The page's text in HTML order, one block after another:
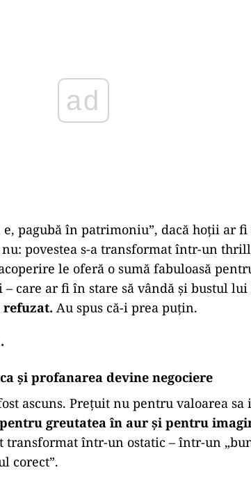
e, pagubă în patrimoniu”, dacă hoții ar
povestea s-a transformat într-un
le oferă o sumă fabuloasă
care ar fi în stare să vândă și bustul lui
refuzat. Au spus că-i prea puțin.
și profanarea devine negociere
ascuns. Prețuit nu pentru valoarea sa
pentru greutatea în aur și pentru
transformat într-un ostatic – într-un
corect”.